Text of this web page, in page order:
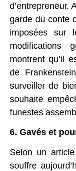
d’entrepreneur.
garde du conte
imposées sur
modifications
montrent qu’il
de
surveiller de
souhaite
funestes
6. Gavés et
Selon un
souffre